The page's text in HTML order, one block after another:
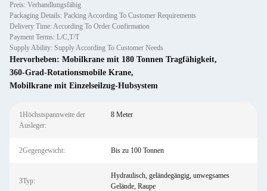
Preis: Verhandlungsfähig
Packaging Details: Packing According To Customer Requirements
Delivery Time: According To Order Confirmation
Payment Terms: L/C,T/T
Supply Ability: Supply According To Customer Needs
Hervorheben: Mobilkrane mit 180 Tonnen Tragfähigkeit,
360-Grad-Rotationsmobile Krane,
Mobilkrane mit Einzelseilzug-Hubsystem
1Höchstspannweite der
Ausleger:
8 Meter
2Gegengewicht: Bis zu 100 Tonnen
3Typ:
Hydraulisch, geländegängig, unwegsames
Gelände, Raupe